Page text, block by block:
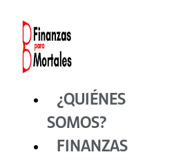
contenido
¿QUIÉNES
SOMOS?
FINANZAS